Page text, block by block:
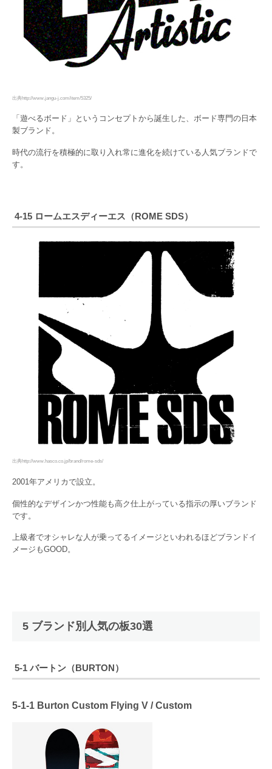
出典http://www.jangu-j.com/item/5325/
「遊べるボード」というコンセプトから誕生した、ボード専門の日本
製ブランド。
時代の流行を積極的に取り入れ常に進化を続けている人気ブランドで
す。
4-15 ロームエスディーエス（ROME SDS）
出典http://www.hasco.co.jp/brand/rome-sds/
2001年アメリカで設立。
個性的なデザインかつ性能も高ク仕上がっている指示の厚いブランド
です。
上級者でオシャレな人が乗ってるイメージといわれるほどブランドイ
メージもGOOD。
5 ブランド別人気の板30選
5-1 バートン（BURTON）
5-1-1 Burton Custom Flying V / Custom